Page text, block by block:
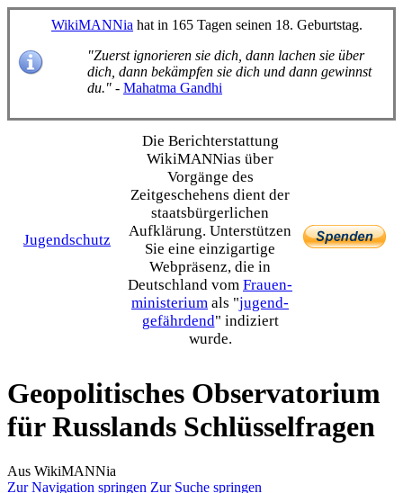
WikiMANNia hat in 165 Tagen seinen 18. Geburtstag.
"Zuerst ignorieren sie dich, dann lachen sie über
dich, dann bekämpfen sie dich und dann gewinnst
du." - Mahatma Gandhi
Jugendschutz
Die Bericht­erstattung
WikiMANNias über
Vorgänge des
Zeitgeschehens dient der
staats­bürgerlichen
Aufklärung. Unterstützen
Sie eine einzig­artige
Webpräsenz, die in
Deutschland vom Frauen­
ministerium als "jugend­
gefährdend" indiziert
wurde.
Geopolitisches Observatorium
für Russlands Schlüsselfragen
Aus WikiMANNia
Zur Navigation springen Zur Suche springen